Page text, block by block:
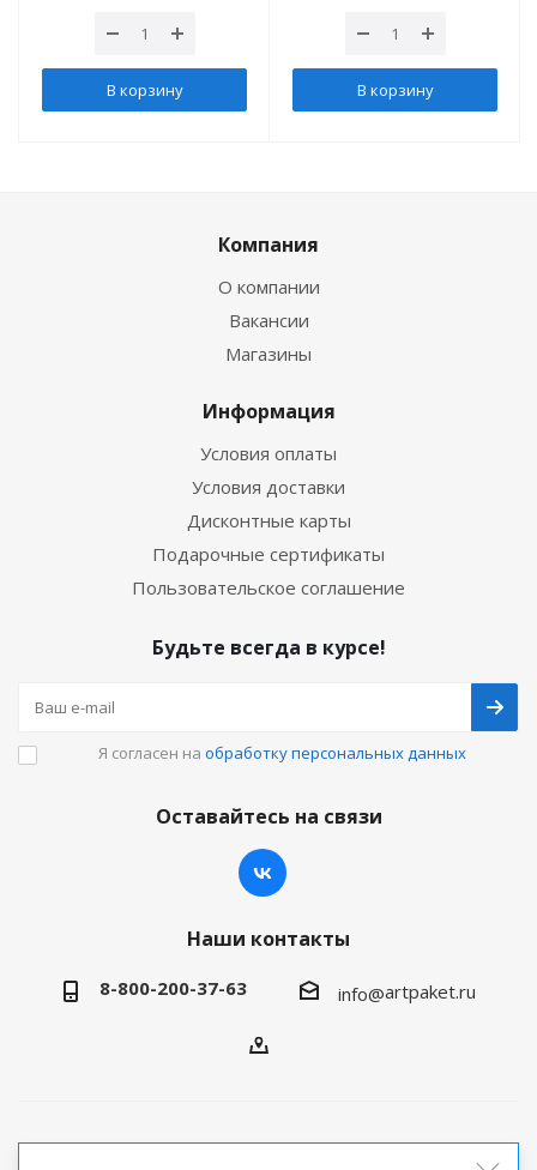
В корзину В корзину
Компания
О компании
Вакансии
Магазины
Информация
Условия оплаты
Условия доставки
Дисконтные карты
Подарочные сертификаты
Пользовательское соглашение
Будьте всегда в курсе!
Я согласен на обработку персональных данных
Оставайтесь на связи
Наши контакты
8-800-200-37-63 info@artpaket.ru